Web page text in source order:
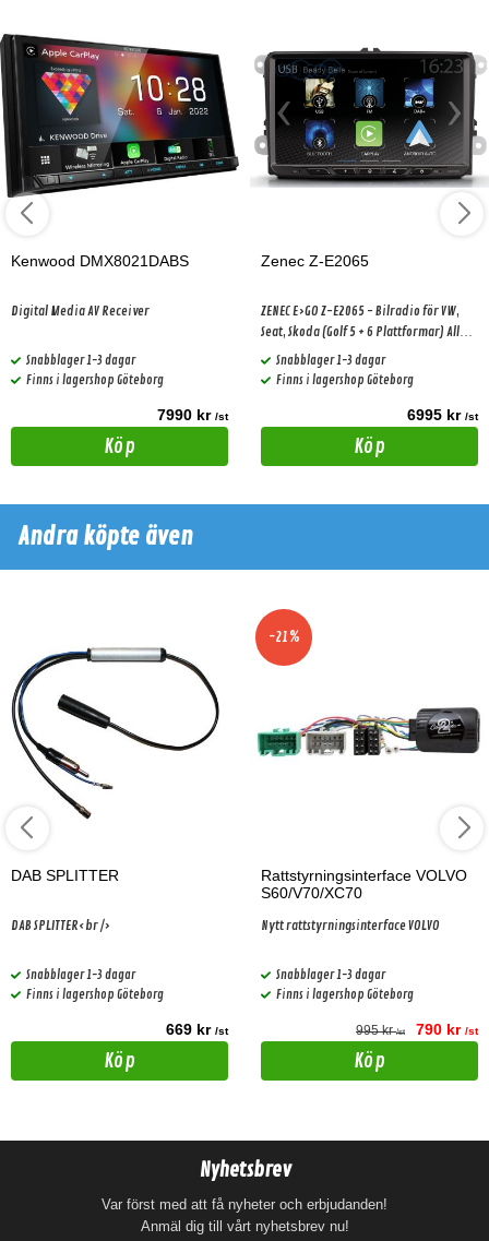
Kenwood DMX8021DABS
Digital Media AV Receiver
Snabblager 1-3 dagar
Finns i lagershop Göteborg
7990 kr /st
Köp
Zenec Z-E2065
ZENEC E>GO Z-E2065 - Bilradio för VW,
Seat, Skoda (Golf 5 + 6 Plattformar) Alla
aktiva ljudsystem från Dynaudio och
Fender stöds
Snabblager 1-3 dagar
Finns i lagershop Göteborg
6995 kr /st
Köp
Andra köpte även
DAB SPLITTER
DAB SPLITTER<br />
Snabblager 1-3 dagar
Finns i lagershop Göteborg
669 kr /st
Köp
-21%
Rattstyrningsinterface VOLVO
S60/V70/XC70
Nytt rattstyrningsinterface VOLVO
Snabblager 1-3 dagar
Finns i lagershop Göteborg
995 kr/st 790 kr /st
Köp
Nyhetsbrev
Var först med att få nyheter och erbjudanden!
Anmäl dig till vårt nyhetsbrev nu!